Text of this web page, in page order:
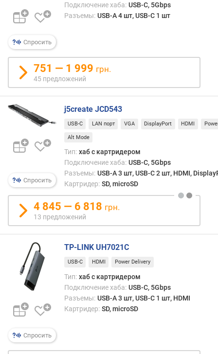
r
y
H
I
D
s
a
y
r
t
п
о
д
л
ю
ч
а
м
ы
м
о
Спросить
Подключение хаба: USB-C, 5Gbps
Разъемы: USB-A 4 шт, USB-C 1 шт
751 — 1 999 грн.
45 предложений
Спросить
j5create JCD543
USB-C LAN порт VGA DisplayPort HDMI
Alt Mode
Тип: хаб с картридером
Подключение хаба: USB-C, 5Gbps
Разъемы: USB-A 3 шт, USB-C 2 шт, HDMI,
Картридер: SD, microSD
4 845 — 6 818 грн.
13 предложений
Спросить
TP-LINK UH7021C
USB-C HDMI Power Delivery
Тип: хаб с картридером
Подключение хаба: USB-C, 5Gbps
Разъемы: USB-A 3 шт, USB-C 1 шт, HDMI
Картридер: SD, microSD